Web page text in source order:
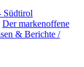
Südtirol
Der markenoffene
& Berichte /